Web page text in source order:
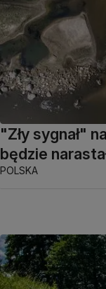
"Zły sygnał"
będzie
POLSKA